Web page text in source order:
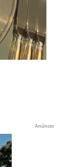
Anúncio